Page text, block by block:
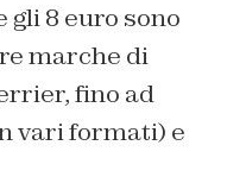
gli 8 euro sono
marche di
fino ad
vari formati) e